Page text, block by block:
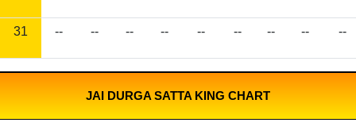
31 -- -- -- -- -- -- -- -- --
JAI DURGA SATTA KING CHART